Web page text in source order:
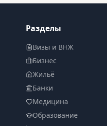
Разделы
Визы и ВНЖ
Бизнес
Жильё
Банки
Медицина
Образование